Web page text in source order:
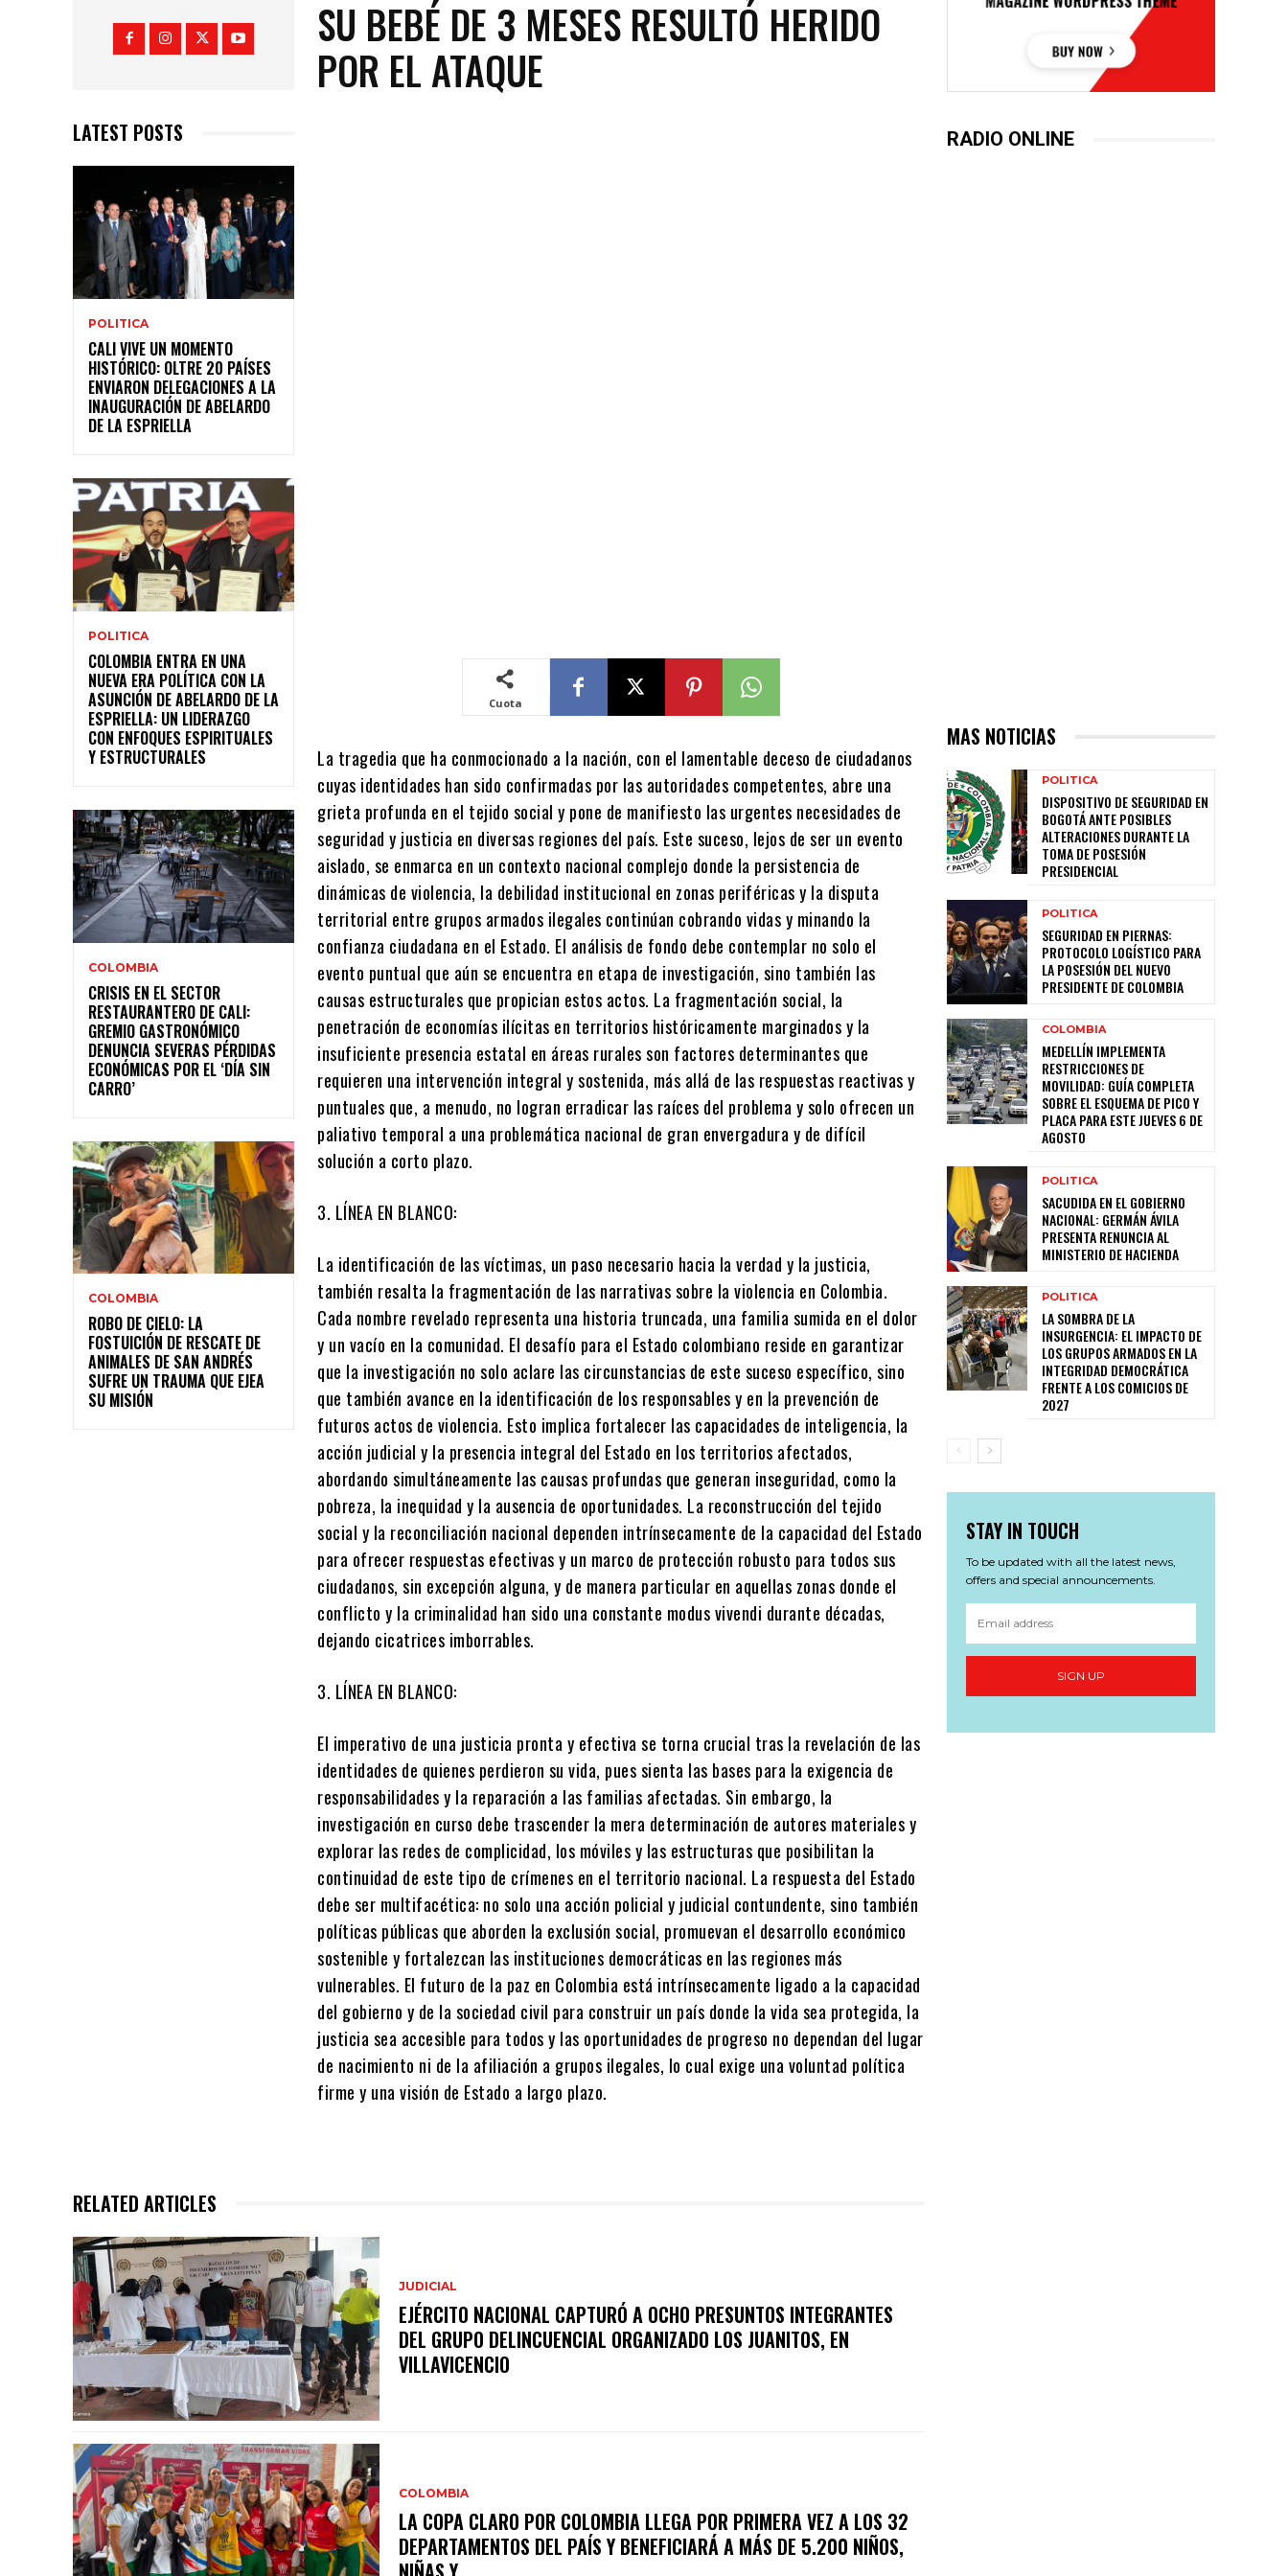
LATEST POSTS
POLITICA
CALI VIVE UN MOMENTO
HISTÓRICO: OLTRE 20 PAÍSES
ENVIARON DELEGACIONES A LA
INAUGURACIÓN DE ABELARDO
DE LA ESPRIELLA
POLITICA
COLOMBIA ENTRA EN UNA
NUEVA ERA POLÍTICA CON LA
ASUNCIÓN DE ABELARDO DE LA
ESPRIELLA: UN LIDERAZGO
CON ENFOQUES ESPIRITUALES
Y ESTRUCTURALES
COLOMBIA
CRISIS EN EL SECTOR
RESTAURANTERO DE CALI:
GREMIO GASTRONÓMICO
DENUNCIA SEVERAS PÉRDIDAS
ECONÓMICAS POR EL ‘DÍA SIN
CARRO’
COLOMBIA
ROBO DE CIELO: LA
FOSTUICIÓN DE RESCATE DE
ANIMALES DE SAN ANDRÉS
SUFRE UN TRAUMA QUE EJEA
SU MISIÓN
SU BEBÉ DE 3 MESES RESULTÓ HERIDO
POR EL ATAQUE
Cuota
La tragedia que ha conmocionado a la nación, con el lamentable deceso de ciudadanos
cuyas identidades han sido confirmadas por las autoridades competentes, abre una
grieta profunda en el tejido social y pone de manifiesto las urgentes necesidades de
seguridad y justicia en diversas regiones del país. Este suceso, lejos de ser un evento
aislado, se enmarca en un contexto nacional complejo donde la persistencia de
dinámicas de violencia, la debilidad institucional en zonas periféricas y la disputa
territorial entre grupos armados ilegales continúan cobrando vidas y minando la
confianza ciudadana en el Estado. El análisis de fondo debe contemplar no solo el
evento puntual que aún se encuentra en etapa de investigación, sino también las
causas estructurales que propician estos actos. La fragmentación social, la
penetración de economías ilícitas en territorios históricamente marginados y la
insuficiente presencia estatal en áreas rurales son factores determinantes que
requieren una intervención integral y sostenida, más allá de las respuestas reactivas y
puntuales que, a menudo, no logran erradicar las raíces del problema y solo ofrecen un
paliativo temporal a una problemática nacional de gran envergadura y de difícil
solución a corto plazo.
3. LÍNEA EN BLANCO:
La identificación de las víctimas, un paso necesario hacia la verdad y la justicia,
también resalta la fragmentación de las narrativas sobre la violencia en Colombia.
Cada nombre revelado representa una historia truncada, una familia sumida en el dolor
y un vacío en la comunidad. El desafío para el Estado colombiano reside en garantizar
que la investigación no solo aclare las circunstancias de este suceso específico, sino
que también avance en la identificación de los responsables y en la prevención de
futuros actos de violencia. Esto implica fortalecer las capacidades de inteligencia, la
acción judicial y la presencia integral del Estado en los territorios afectados,
abordando simultáneamente las causas profundas que generan inseguridad, como la
pobreza, la inequidad y la ausencia de oportunidades. La reconstrucción del tejido
social y la reconciliación nacional dependen intrínsecamente de la capacidad del Estado
para ofrecer respuestas efectivas y un marco de protección robusto para todos sus
ciudadanos, sin excepción alguna, y de manera particular en aquellas zonas donde el
conflicto y la criminalidad han sido una constante modus vivendi durante décadas,
dejando cicatrices imborrables.
3. LÍNEA EN BLANCO:
El imperativo de una justicia pronta y efectiva se torna crucial tras la revelación de las
identidades de quienes perdieron su vida, pues sienta las bases para la exigencia de
responsabilidades y la reparación a las familias afectadas. Sin embargo, la
investigación en curso debe trascender la mera determinación de autores materiales y
explorar las redes de complicidad, los móviles y las estructuras que posibilitan la
continuidad de este tipo de crímenes en el territorio nacional. La respuesta del Estado
debe ser multifacética: no solo una acción policial y judicial contundente, sino también
políticas públicas que aborden la exclusión social, promuevan el desarrollo económico
sostenible y fortalezcan las instituciones democráticas en las regiones más
vulnerables. El futuro de la paz en Colombia está intrínsecamente ligado a la capacidad
del gobierno y de la sociedad civil para construir un país donde la vida sea protegida, la
justicia sea accesible para todos y las oportunidades de progreso no dependan del lugar
de nacimiento ni de la afiliación a grupos ilegales, lo cual exige una voluntad política
firme y una visión de Estado a largo plazo.
RELATED ARTICLES
JUDICIAL
EJÉRCITO NACIONAL CAPTURÓ A OCHO PRESUNTOS INTEGRANTES
DEL GRUPO DELINCUENCIAL ORGANIZADO LOS JUANITOS, EN
VILLAVICENCIO
COLOMBIA
LA COPA CLARO POR COLOMBIA LLEGA POR PRIMERA VEZ A LOS 32
DEPARTAMENTOS DEL PAÍS Y BENEFICIARÁ A MÁS DE 5.200 NIÑOS,
RADIO ONLINE
MAS NOTICIAS
POLITICA
DISPOSITIVO DE SEGURIDAD EN
BOGOTÁ ANTE POSIBLES
ALTERACIONES DURANTE LA
TOMA DE POSESIÓN
PRESIDENCIAL
POLITICA
SEGURIDAD EN PIERNAS:
PROTOCOLO LOGÍSTICO PARA
LA POSESIÓN DEL NUEVO
PRESIDENTE DE COLOMBIA
COLOMBIA
MEDELLÍN IMPLEMENTA
RESTRICCIONES DE
MOVILIDAD: GUÍA COMPLETA
SOBRE EL ESQUEMA DE PICO Y
PLACA PARA ESTE JUEVES 6 DE
AGOSTO
POLITICA
SACUDIDA EN EL GOBIERNO
NACIONAL: GERMÁN ÁVILA
PRESENTA RENUNCIA AL
MINISTERIO DE HACIENDA
POLITICA
LA SOMBRA DE LA
INSURGENCIA: EL IMPACTO DE
LOS GRUPOS ARMADOS EN LA
INTEGRIDAD DEMOCRÁTICA
FRENTE A LOS COMICIOS DE
2027
STAY IN TOUCH
To be updated with all the latest news,
offers and special announcements.
SIGN UP